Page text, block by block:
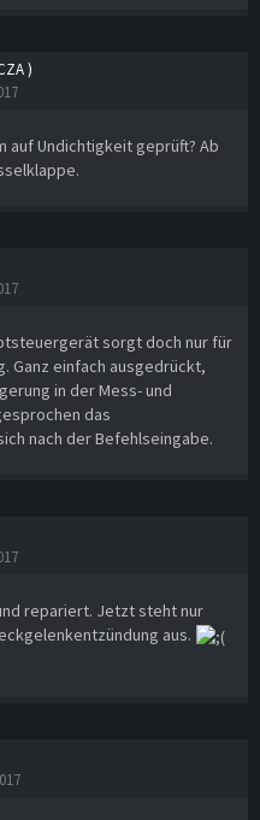
)
auf Undichtigkeit geprüft? Ab
sorgt doch nur für
Ganz einfach ausgedrückt,
in der Mess- und
das
nach der Befehlseingabe.
repariert. Jetzt steht nur
aus.